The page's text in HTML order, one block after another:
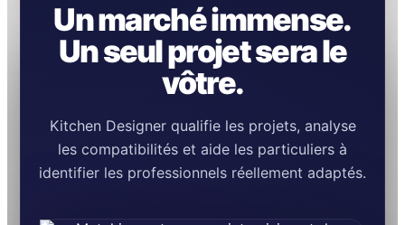
Un marché immense.
Un seul projet sera le
vôtre.
Kitchen Designer qualifie les projets, analyse
les compatibilités et aide les particuliers à
identifier les professionnels réellement adaptés.